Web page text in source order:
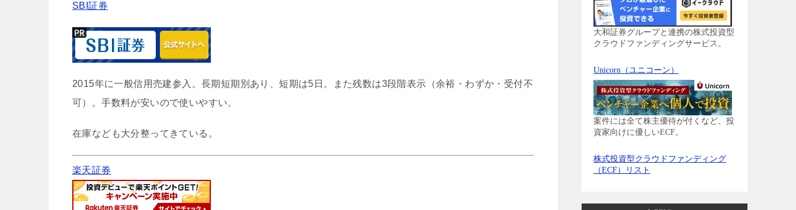
SBI証券
2015年に一般信用売建参入。長期短期別あり、短期は5日。また残数は3段階表示（余裕・わずか・受付不
可）。手数料が安いので使いやすい。
在庫なども大分整ってきている。
楽天証券
大和証券グループと連携の株式投資型
クラウドファンディングサービス。
Unicorn（ユニコーン）
案件には全て株主優待が付くなど、投
資家向けに優しいECF。
株式投資型クラウドファンディング
（ECF）リスト